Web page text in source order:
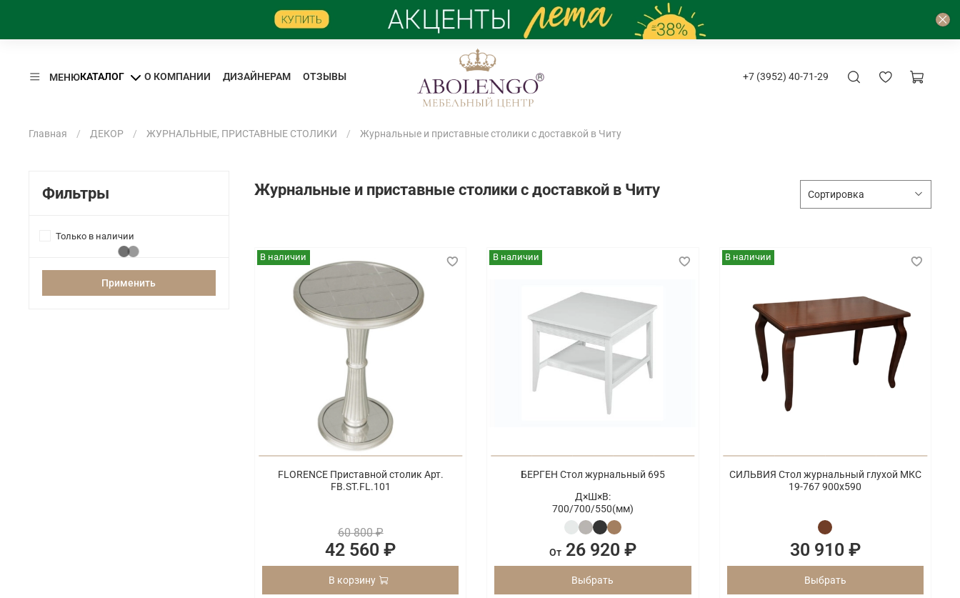
МЕНЮКАТАЛОГ О КОМПАНИИ ДИЗАЙНЕРАМ ОТЗЫВЫ +7 (3952) 40-71-29
Главная ДЕКОР ЖУРНАЛЬНЫЕ, ПРИСТАВНЫЕ СТОЛИКИ Журнальные и приставные столики с доставкой в Читу
Журнальные и приставные столики с доставкой в Читу
В наличии
FLORENCE Приставной столик Арт.
FB.ST.FL.101
60 800 ₽
42 560 ₽
В корзину
В наличии
БЕРГЕН Стол журнальный 695
Д×Ш×В:
700/700/550(мм)
От26 920 ₽
Выбрать
В наличии
СИЛЬВИЯ Стол журнальный глухой МКС
19-767 900х590
30 910 ₽
Выбрать
Фильтры
Только в наличии
Применить